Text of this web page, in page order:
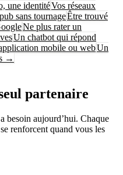
une identitéVos réseaux
sans tournageÊtre trouvé
Ne plus rater un
Un chatbot qui répond
mobile ou webUn
→
partenaire
besoin aujourd’hui. Chaque
renforcent quand vous les